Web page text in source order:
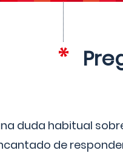
duda habitual
de